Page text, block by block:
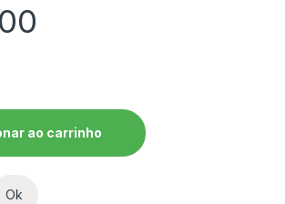
- CAWB-32-00C03 quantidade
ao carrinho
Ok